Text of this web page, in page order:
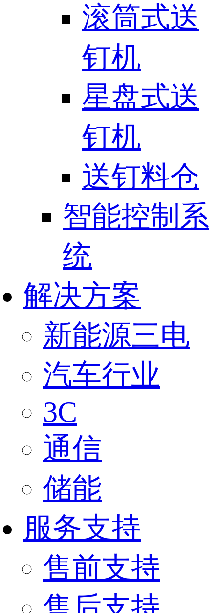
滚筒式送
钉机
星盘式送
钉机
送钉料仓
智能控制系
统
解决方案
新能源三电
汽车行业
3C
通信
储能
服务支持
售前支持